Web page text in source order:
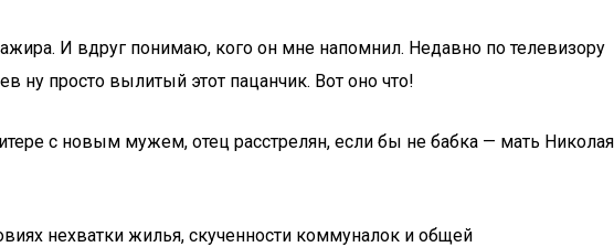
И вдруг понимаю, кого он мне напомнил. Недавно по телевизору
просто вылитый этот пацанчик. Вот оно что!
с новым мужем, отец расстрелян, если бы не бабка — мать Николая
нехватки жилья, скученности коммуналок и общей